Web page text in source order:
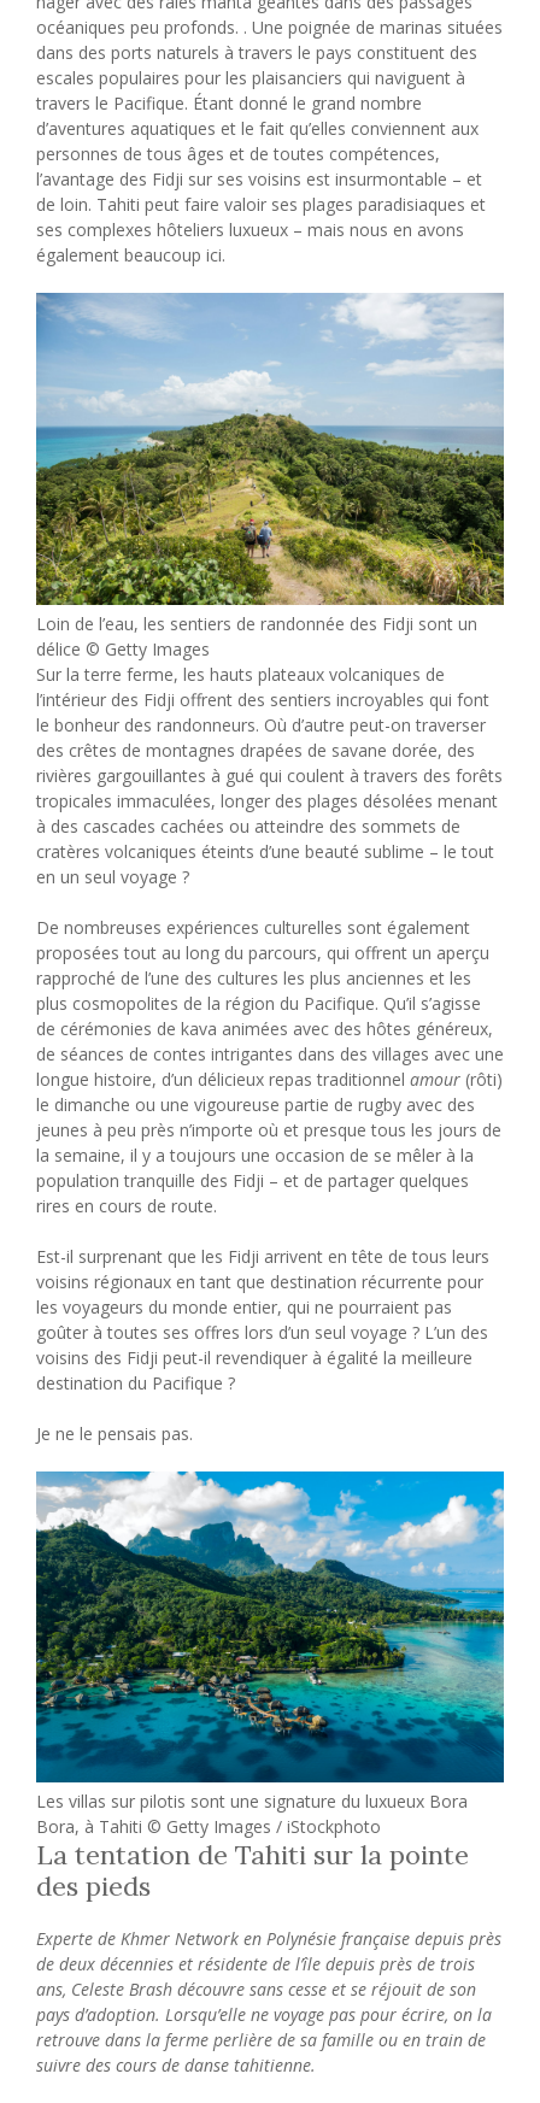
océaniques peu profonds. . Une poignée de marinas situées
dans des ports naturels à travers le pays constituent des
escales populaires pour les plaisanciers qui naviguent à
travers le Pacifique. Étant donné le grand nombre
d’aventures aquatiques et le fait qu’elles conviennent aux
personnes de tous âges et de toutes compétences,
l’avantage des Fidji sur ses voisins est insurmontable – et
de loin. Tahiti peut faire valoir ses plages paradisiaques et
ses complexes hôteliers luxueux – mais nous en avons
également beaucoup ici.
Loin de l’eau, les sentiers de randonnée des Fidji sont un
délice © Getty Images
Sur la terre ferme, les hauts plateaux volcaniques de
l’intérieur des Fidji offrent des sentiers incroyables qui font
le bonheur des randonneurs. Où d’autre peut-on traverser
des crêtes de montagnes drapées de savane dorée, des
rivières gargouillantes à gué qui coulent à travers des forêts
tropicales immaculées, longer des plages désolées menant
à des cascades cachées ou atteindre des sommets de
cratères volcaniques éteints d’une beauté sublime – le tout
en un seul voyage ?
De nombreuses expériences culturelles sont également
proposées tout au long du parcours, qui offrent un aperçu
rapproché de l’une des cultures les plus anciennes et les
plus cosmopolites de la région du Pacifique. Qu’il s’agisse
de cérémonies de kava animées avec des hôtes généreux,
de séances de contes intrigantes dans des villages avec une
longue histoire, d’un délicieux repas traditionnel amour (rôti)
le dimanche ou une vigoureuse partie de rugby avec des
jeunes à peu près n’importe où et presque tous les jours de
la semaine, il y a toujours une occasion de se mêler à la
population tranquille des Fidji – et de partager quelques
rires en cours de route.
Est-il surprenant que les Fidji arrivent en tête de tous leurs
voisins régionaux en tant que destination récurrente pour
les voyageurs du monde entier, qui ne pourraient pas
goûter à toutes ses offres lors d’un seul voyage ? L’un des
voisins des Fidji peut-il revendiquer à égalité la meilleure
destination du Pacifique ?
Je ne le pensais pas.
Les villas sur pilotis sont une signature du luxueux Bora
Bora, à Tahiti © Getty Images / iStockphoto
La tentation de Tahiti sur la pointe
des pieds
Experte de Khmer Network en Polynésie française depuis près
de deux décennies et résidente de l’île depuis près de trois
ans, Celeste Brash découvre sans cesse et se réjouit de son
pays d’adoption. Lorsqu’elle ne voyage pas pour écrire, on la
retrouve dans la ferme perlière de sa famille ou en train de
suivre des cours de danse tahitienne.